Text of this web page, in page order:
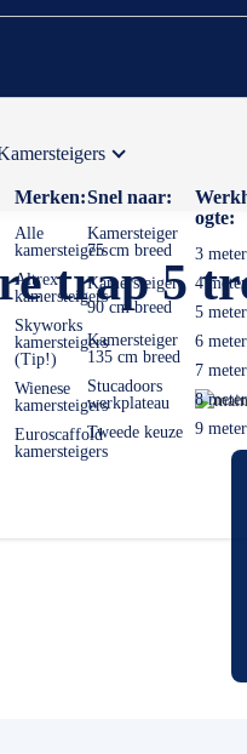
Merken:
Alle
kamersteigers
Altrex
kamersteigers
Skyworks
kamersteigers
(Tip!)
Wienese
kamersteigers
Euroscaffold
kamersteigers
Snel naar:
Kamersteiger
75 cm breed
Kamersteiger
90 cm breed
Kamersteiger
135 cm breed
Stucadoors
werkplateau
Tweede keuze
ogte:
3 meter
4 meter
5 meter
6 meter
7 meter
8 meter
9 meter
trap 5
Ga
naar
Ga